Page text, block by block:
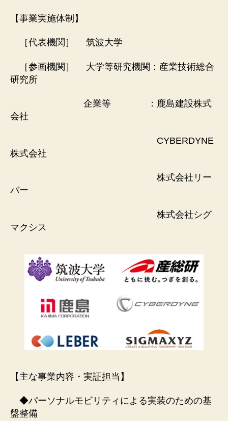
【事業実施体制】
［代表機関］ 筑波大学
［参画機関］ 大学等研究機関：産業技術総合
研究所
企業等 ：鹿島建設株式
会社
CYBERDYNE
株式会社
株式会社リー
バー
株式会社シグ
マクシス
【主な事業内容・実証担当】
◆パーソナルモビリティによる実装のための基
盤整備